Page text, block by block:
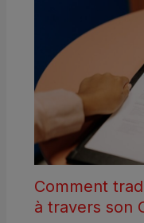
Comment
à travers son